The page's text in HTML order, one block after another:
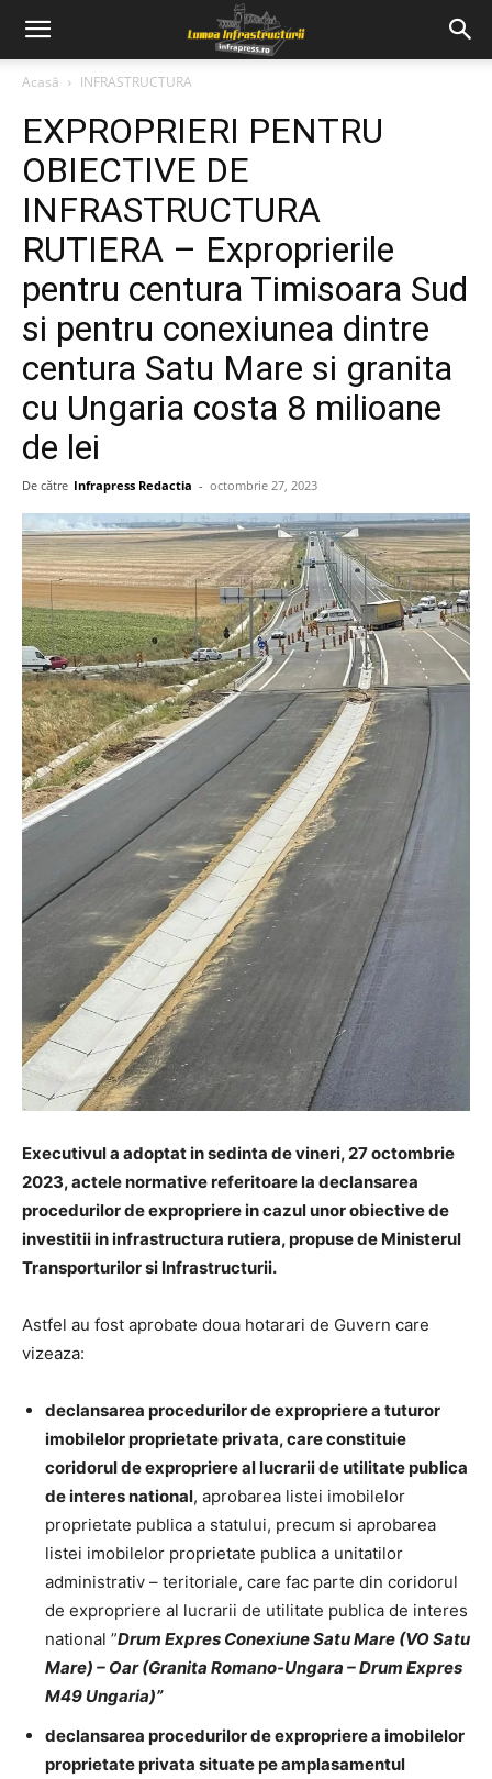
Acasă INFRASTRUCTURA
EXPROPRIERI PENTRU
OBIECTIVE DE
INFRASTRUCTURA
RUTIERA – Exproprierile
pentru centura Timisoara Sud
si pentru conexiunea dintre
centura Satu Mare si granita
cu Ungaria costa 8 milioane
de lei
De către Infrapress Redactia - octombrie 27, 2023
Executivul a adoptat in sedinta de vineri, 27 octombrie
2023, actele normative referitoare la declansarea
procedurilor de expropriere in cazul unor obiective de
investitii in infrastructura rutiera, propuse de Ministerul
Transporturilor si Infrastructurii.
Astfel au fost aprobate doua hotarari de Guvern care
vizeaza:
declansarea procedurilor de expropriere a tuturor
imobilelor proprietate privata, care constituie
coridorul de expropriere al lucrarii de utilitate publica
de interes national, aprobarea listei imobilelor
proprietate publica a statului, precum si aprobarea
listei imobilelor proprietate publica a unitatilor
administrativ – teritoriale, care fac parte din coridorul
de expropriere al lucrarii de utilitate publica de interes
national ”Drum Expres Conexiune Satu Mare (VO Satu
Mare) – Oar (Granita Romano-Ungara – Drum Expres
M49 Ungaria)”
declansarea procedurilor de expropriere a imobilelor
proprietate privata situate pe amplasamentul